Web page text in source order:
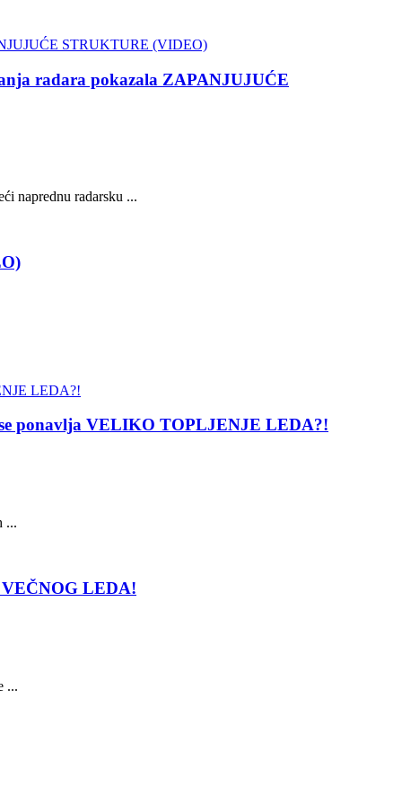
radara pokazala ZAPANJUJUĆE
naprednu radarsku ...
ponavlja VELIKO TOPLJENJE LEDA?!
...
LEDA!
...